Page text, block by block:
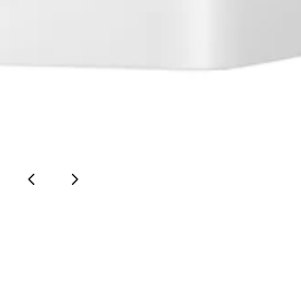
DiapositivaDiapositiva